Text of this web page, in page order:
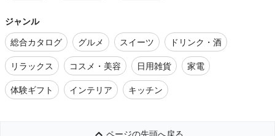
ジャンル
総合カタログ
グルメ スイーツ
ドリンク・酒
リラックス
コスメ・美容 日用雑貨
家電
体験ギフト
インテリア キッチン